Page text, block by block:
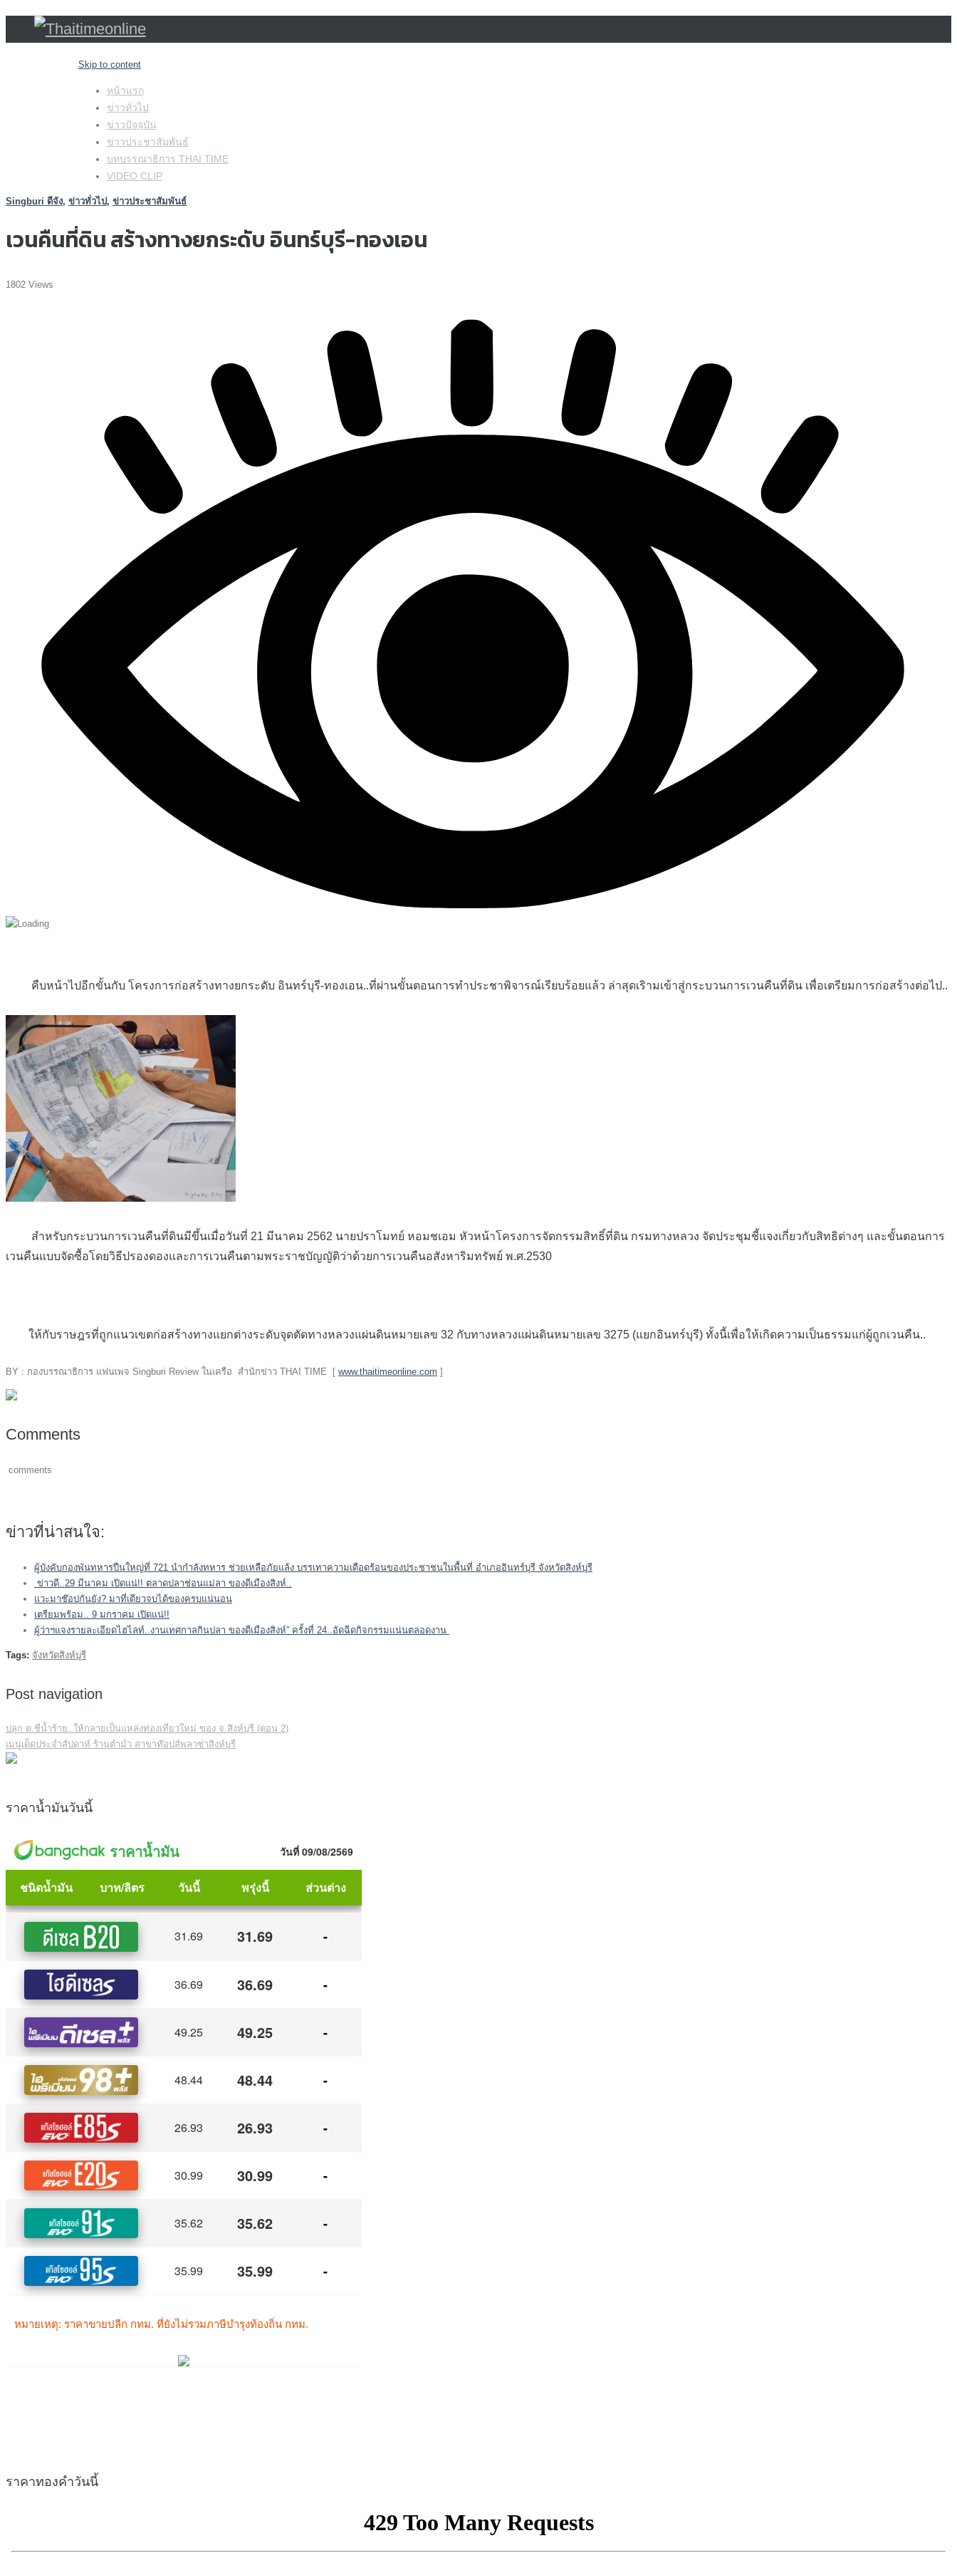
Skip to content
หน้าแรก
ข่าวทั่วไป
ข่าวปัจจุบัน
ข่าวประชาสัมพันธ์
บทบรรณาธิการ THAI TIME
VIDEO CLIP
Singburi ดีจัง, ข่าวทั่วไป, ข่าวประชาสัมพันธ์
เวนคืนที่ดิน สร้างทางยกระดับ อินทร์บุรี-ทองเอน
1802 Views
คืบหน้าไปอีกขั้นกับ โครงการก่อสร้างทางยกระดับ อินทร์บุรี-ทองเอน..ที่ผ่านขั้นตอนการทำประชาพิจารณ์เรียบร้อยแล้ว ล่าสุดเริามเข้าสู่กระบวนการเวนคืนที่ดิน เพื่อเตรียมการก่อสร้างต่อไป..
สำหรับกระบวนการเวนคืนที่ดินมีขึ้นเมื่อวันที่ 21 มีนาคม 2562 นายปราโมทย์ หอมชเอม หัวหน้าโครงการจัดกรรมสิทธิ์ที่ดิน กรมทางหลวง จัดประชุมชี้แจงเกี่ยวกับสิทธิต่างๆ และขั้นตอนการ
เวนคืนแบบจัดซื้อโดยวิธีปรองดองและการเวนคืนตามพระราชบัญญัติว่าด้วยการเวนคืนอสังหาริมทรัพย์ พ.ศ.2530
ให้กับราษฎรที่ถูกแนวเขตก่อสร้างทางแยกต่างระดับจุดตัดทางหลวงแผ่นดินหมายเลข 32 กับทางหลวงแผ่นดินหมายเลข 3275 (แยกอินทร์บุรี) ทั้งนี้เพื่อให้เกิดความเป็นธรรมแก่ผู้ถูกเวนคืน..
BY : กองบรรณาธิการ แฟนเพจ Singburi Review ในเครือ สำนักข่าว THAI TIME [ www.thaitimeonline.com ]
Comments
comments
ข่าวที่น่าสนใจ:
ผู้บังคับกองพันทหารปืนใหญ่ที่ 721 นำกำลังทหาร ช่วยเหลือภัยแล้ง บรรเทาความเดือดร้อนของประชาชนในพื้นที่ อำเภออินทร์บุรี จังหวัดสิงห์บุรี
ข่าวดี..29 มีนาคม เปิดแน่!! ตลาดปลาช่อนแม่ลา ของดีเมืองสิงห์..
แวะมาช๊อปกันยัง? มาที่เดียวจบได้ของครบแน่นอน
เตรียมพร้อม.. 9 มกราคม เปิดแน่!!
ผู้ว่าฯแจงรายละเอียดไฮไลท์..งานเทศกาลกินปลา ของดีเมืองสิงห์” ครั้งที่ 24..อัดฉีดกิจกรรมแน่นตลอดงาน
Tags: จังหวัดสิงห์บุรี
Post navigation
ปลุก ต.ชีน้ำร้าย..ให้กลายเป็นแหล่งท่องเที่ยวใหม่ ของ จ.สิงห์บุรี (ตอน 2)
เมนูเด็ดประจำสัปดาห์ ร้านตำมั่ว สาขาท๊อปส์พลาซ่าสิงห์บุรี
ราคาน้ำมันวันนี้
ราคาทองคำวันนี้